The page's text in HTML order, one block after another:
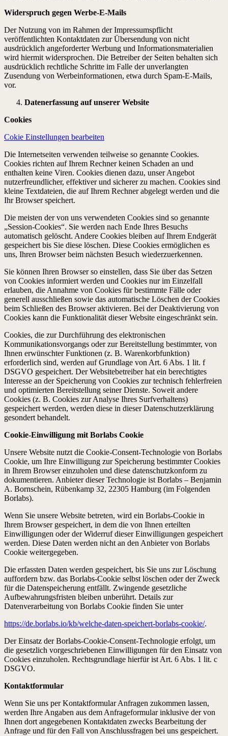
Widerspruch gegen Werbe-E-Mails
Der Nutzung von im Rahmen der Impressumspflicht
veröffentlichten Kontaktdaten zur Übersendung von nicht
ausdrücklich angeforderter Werbung und Informationsmaterialien
wird hiermit widersprochen. Die Betreiber der Seiten behalten sich
ausdrücklich rechtliche Schritte im Falle der unverlangten
Zusendung von Werbeinformationen, etwa durch Spam-E-Mails,
vor.
Datenerfassung auf unserer Website
Cookies
Cokie Einstellungen bearbeiten
Die Internetseiten verwenden teilweise so genannte Cookies.
Cookies richten auf Ihrem Rechner keinen Schaden an und
enthalten keine Viren. Cookies dienen dazu, unser Angebot
nutzerfreundlicher, effektiver und sicherer zu machen. Cookies sind
kleine Textdateien, die auf Ihrem Rechner abgelegt werden und die
Ihr Browser speichert.
Die meisten der von uns verwendeten Cookies sind so genannte
„Session-Cookies“. Sie werden nach Ende Ihres Besuchs
automatisch gelöscht. Andere Cookies bleiben auf Ihrem Endgerät
gespeichert bis Sie diese löschen. Diese Cookies ermöglichen es
uns, Ihren Browser beim nächsten Besuch wiederzuerkennen.
Sie können Ihren Browser so einstellen, dass Sie über das Setzen
von Cookies informiert werden und Cookies nur im Einzelfall
erlauben, die Annahme von Cookies für bestimmte Fälle oder
generell ausschließen sowie das automatische Löschen der Cookies
beim Schließen des Browser aktivieren. Bei der Deaktivierung von
Cookies kann die Funktionalität dieser Website eingeschränkt sein.
Cookies, die zur Durchführung des elektronischen
Kommunikationsvorgangs oder zur Bereitstellung bestimmter, von
Ihnen erwünschter Funktionen (z. B. Warenkorbfunktion)
erforderlich sind, werden auf Grundlage von Art. 6 Abs. 1 lit. f
DSGVO gespeichert. Der Websitebetreiber hat ein berechtigtes
Interesse an der Speicherung von Cookies zur technisch fehlerfreien
und optimierten Bereitstellung seiner Dienste. Soweit andere
Cookies (z. B. Cookies zur Analyse Ihres Surfverhaltens)
gespeichert werden, werden diese in dieser Datenschutzerklärung
gesondert behandelt.
Cookie-Einwilligung mit Borlabs Cookie
Unsere Website nutzt die Cookie-Consent-Technologie von Borlabs
Cookie, um Ihre Einwilligung zur Speicherung bestimmter Cookies
in Ihrem Browser einzuholen und diese datenschutzkonform zu
dokumentieren. Anbieter dieser Technologie ist Borlabs – Benjamin
A. Bornschein, Rübenkamp 32, 22305 Hamburg (im Folgenden
Borlabs).
Wenn Sie unsere Website betreten, wird ein Borlabs-Cookie in
Ihrem Browser gespeichert, in dem die von Ihnen erteilten
Einwilligungen oder der Widerruf dieser Einwilligungen gespeichert
werden. Diese Daten werden nicht an den Anbieter von Borlabs
Cookie weitergegeben.
Die erfassten Daten werden gespeichert, bis Sie uns zur Löschung
auffordern bzw. das Borlabs-Cookie selbst löschen oder der Zweck
für die Datenspeicherung entfällt. Zwingende gesetzliche
Aufbewahrungsfristen bleiben unberührt. Details zur
Datenverarbeitung von Borlabs Cookie finden Sie unter
https://de.borlabs.io/kb/welche-daten-speichert-borlabs-cookie/.
Der Einsatz der Borlabs-Cookie-Consent-Technologie erfolgt, um
die gesetzlich vorgeschriebenen Einwilligungen für den Einsatz von
Cookies einzuholen. Rechtsgrundlage hierfür ist Art. 6 Abs. 1 lit. c
DSGVO.
Kontaktformular
Wenn Sie uns per Kontaktformular Anfragen zukommen lassen,
werden Ihre Angaben aus dem Anfrageformular inklusive der von
Ihnen dort angegebenen Kontaktdaten zwecks Bearbeitung der
Anfrage und für den Fall von Anschlussfragen bei uns gespeichert.